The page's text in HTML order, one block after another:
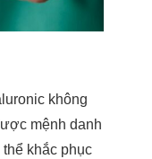
không
mệnh danh
thể khắc phục